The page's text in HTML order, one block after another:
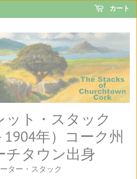
カート
ット・スタック
1904年）コーク州
チタウン出身
ター・スタック